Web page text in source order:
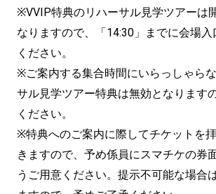
※VVIP特典のリハーサル見学ツアーは
なりますので、「14:30」までに会場入
ください。
※ご案内する集合時間にいらっしゃら
サル見学ツアー特典は無効となります
ください。
※特典へのご案内に際してチケットを
きますので、予め係員にスマチケの券
うご用意ください。提示不可能な場合